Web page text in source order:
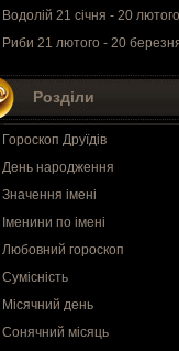
Водолій 21 січня - 20 лютого
Риби 21 лютого - 20
Розділи
Гороскоп Друїдів
День народження
Значення імені
Іменини по імені
Любовний гороскоп
Сумісність
Місячний день
Сонячний місяць